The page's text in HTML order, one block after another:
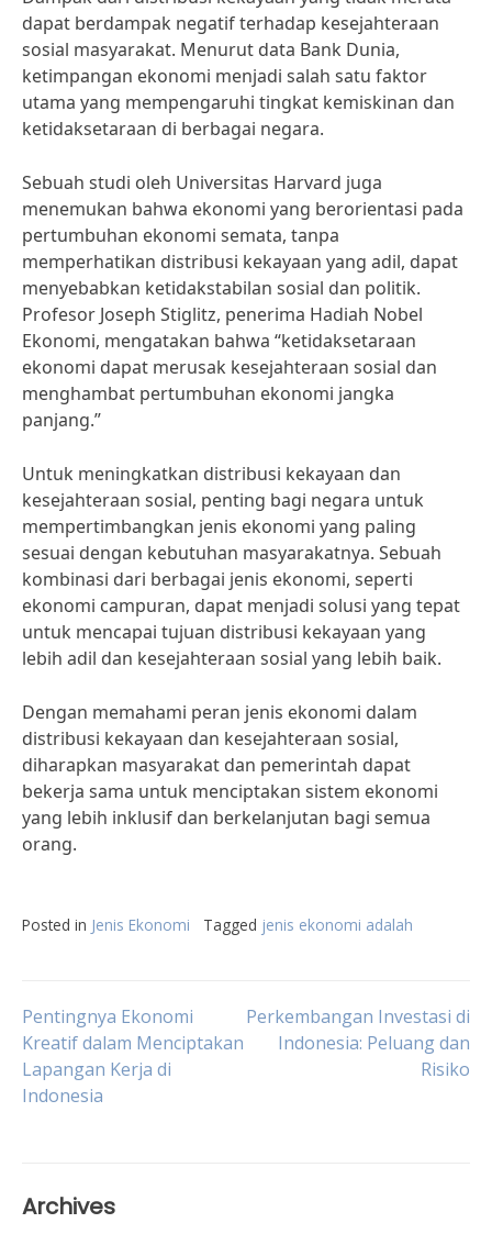
dapat berdampak negatif terhadap kesejahteraan
sosial masyarakat. Menurut data Bank Dunia,
ketimpangan ekonomi menjadi salah satu faktor
utama yang mempengaruhi tingkat kemiskinan dan
ketidaksetaraan di berbagai negara.
Sebuah studi oleh Universitas Harvard juga
menemukan bahwa ekonomi yang berorientasi pada
pertumbuhan ekonomi semata, tanpa
memperhatikan distribusi kekayaan yang adil, dapat
menyebabkan ketidakstabilan sosial dan politik.
Profesor Joseph Stiglitz, penerima Hadiah Nobel
Ekonomi, mengatakan bahwa “ketidaksetaraan
ekonomi dapat merusak kesejahteraan sosial dan
menghambat pertumbuhan ekonomi jangka
panjang.”
Untuk meningkatkan distribusi kekayaan dan
kesejahteraan sosial, penting bagi negara untuk
mempertimbangkan jenis ekonomi yang paling
sesuai dengan kebutuhan masyarakatnya. Sebuah
kombinasi dari berbagai jenis ekonomi, seperti
ekonomi campuran, dapat menjadi solusi yang tepat
untuk mencapai tujuan distribusi kekayaan yang
lebih adil dan kesejahteraan sosial yang lebih baik.
Dengan memahami peran jenis ekonomi dalam
distribusi kekayaan dan kesejahteraan sosial,
diharapkan masyarakat dan pemerintah dapat
bekerja sama untuk menciptakan sistem ekonomi
yang lebih inklusif dan berkelanjutan bagi semua
orang.
Posted in Jenis Ekonomi Tagged jenis ekonomi adalah
Post
navigation
Pentingnya Ekonomi
Kreatif dalam Menciptakan
Lapangan Kerja di
Indonesia
Perkembangan Investasi di
Indonesia: Peluang dan
Risiko
Archives